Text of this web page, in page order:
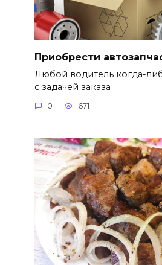
Приобрести
Любой водитель когда-
с задачей заказа
0 671